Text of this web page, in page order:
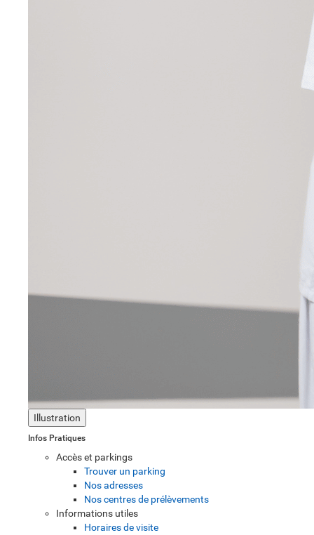
Illustration
Infos Pratiques
Accès et parkings
Trouver un parking
Nos adresses
Nos centres de prélèvements
Informations utiles
Horaires de visite